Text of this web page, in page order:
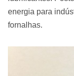
energia para
fornalhas.